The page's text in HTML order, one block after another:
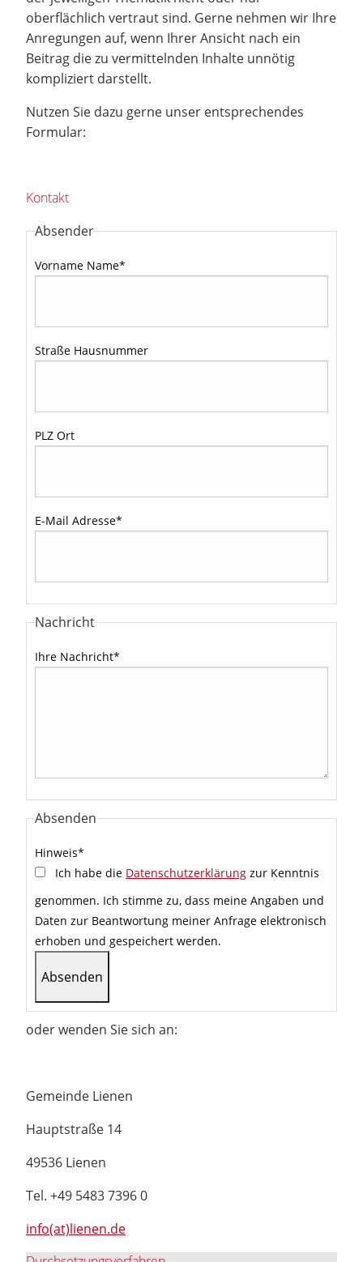
oberflächlich vertraut sind. Gerne nehmen wir Ihre
Anregungen auf, wenn Ihrer Ansicht nach ein
Beitrag die zu vermittelnden Inhalte unnötig
kompliziert darstellt.
Nutzen Sie dazu gerne unser entsprechendes
Formular:
Kontakt
Absender
Vorname Name*
Straße Hausnummer
PLZ Ort
E-Mail Adresse*
Nachricht
Ihre Nachricht*
Absenden
Hinweis*
Ich habe die Datenschutzerklärung zur Kenntnis
genommen. Ich stimme zu, dass meine Angaben und
Daten zur Beantwortung meiner Anfrage elektronisch
erhoben und gespeichert werden.
oder wenden Sie sich an:
Gemeinde Lienen
Hauptstraße 14
49536 Lienen
Tel. +49 5483 7396 0
info(at)lienen.de